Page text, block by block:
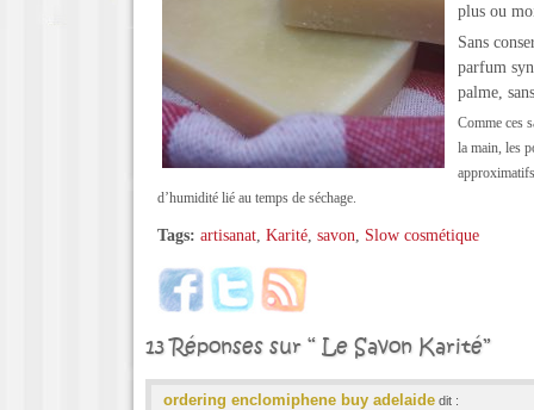
plus ou
Sans
parfum
palme,
Comme ces
la main, les
d’humidité lié au temps de séchage.
Tags: artisanat Karité savon Slow cosmétique
13 Réponses sur “ Le Savon Karité”
ordering enclomiphene buy adelaide dit :